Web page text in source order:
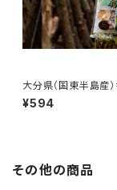
大分県（国東半島産
茸 40g
¥594
その他の商品